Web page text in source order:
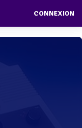
CONNEXION